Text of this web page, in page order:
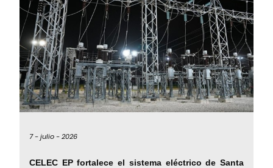
7 -julio -2026
CELEC EP fortalece el sistema eléctrico de Santa